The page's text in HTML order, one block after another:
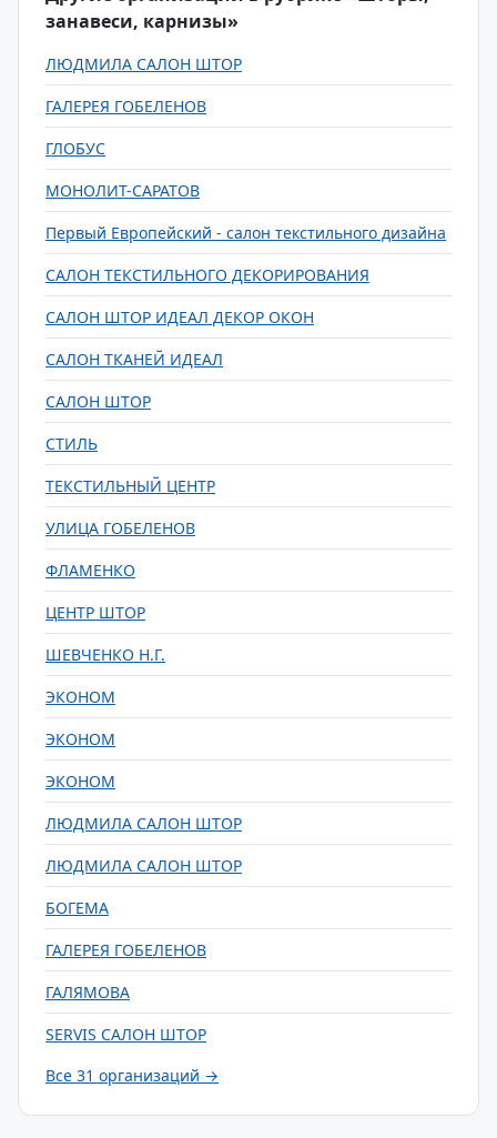
занавеси, карнизы»
ЛЮДМИЛА САЛОН ШТОР
ГАЛЕРЕЯ ГОБЕЛЕНОВ
ГЛОБУС
МОНОЛИТ-САРАТОВ
Первый Европейский - салон текстильного дизайна
САЛОН ТЕКСТИЛЬНОГО ДЕКОРИРОВАНИЯ
САЛОН ШТОР ИДЕАЛ ДЕКОР ОКОН
САЛОН ТКАНЕЙ ИДЕАЛ
САЛОН ШТОР
СТИЛЬ
ТЕКСТИЛЬНЫЙ ЦЕНТР
УЛИЦА ГОБЕЛЕНОВ
ФЛАМЕНКО
ЦЕНТР ШТОР
ШЕВЧЕНКО Н.Г.
ЭКОНОМ
ЭКОНОМ
ЭКОНОМ
ЛЮДМИЛА САЛОН ШТОР
ЛЮДМИЛА САЛОН ШТОР
БОГЕМА
ГАЛЕРЕЯ ГОБЕЛЕНОВ
ГАЛЯМОВА
SERVIS САЛОН ШТОР
Все 31 организаций →